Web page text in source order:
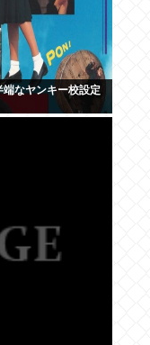
なヤンキー校設定